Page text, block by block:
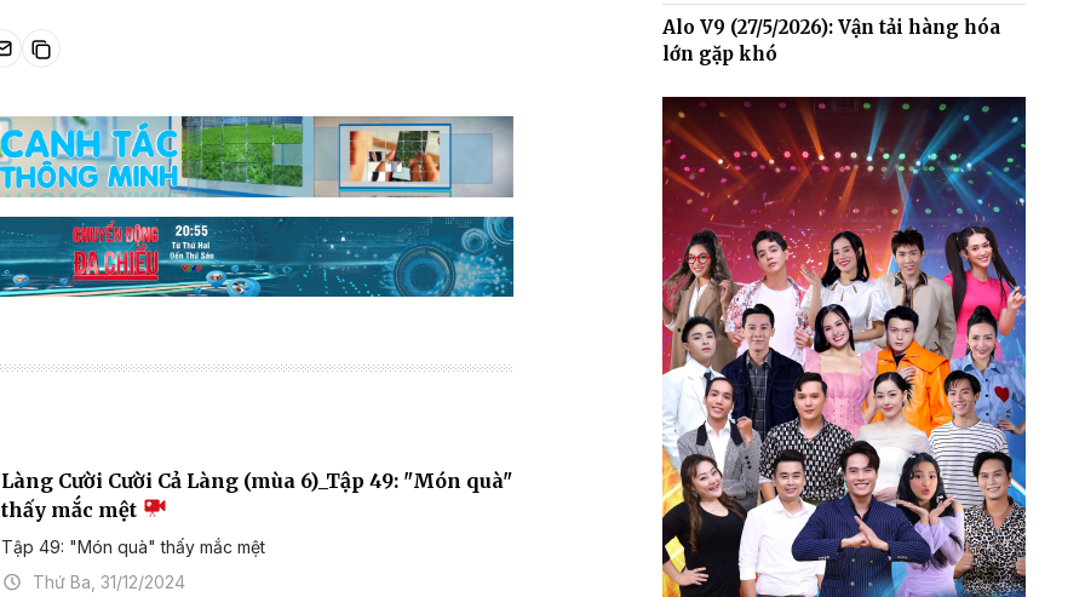
Làng Cười Cười Cả Làng (mùa 6)_Tập 49: "Món quà"
thấy mắc mệt
Tập 49: "Món quà" thấy mắc mệt
Thứ Ba, 31/12/2024
Alo V9 (27/5/2026): Vận tải hàng hóa
lớn gặp khó